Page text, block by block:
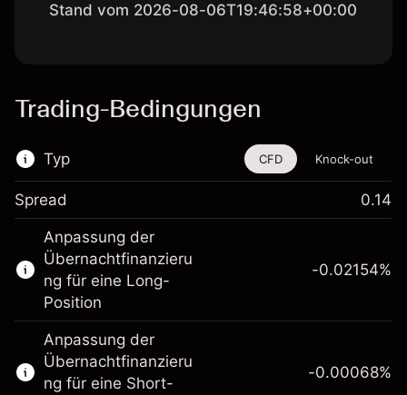
Stand vom 2026-08-06T19:46:58+00:00
Trading-Bedingungen
Typ
Dieses Finanzinstrument steht für das Traden
über CFDs und Knock-outs zur Verfügung.
Erfahren Sie mehr über:
CFDs
Knock-outs
CFD Knock-out
Spread 0.14
Anpassung der
Übernachtfinanzieru
ng für eine Long-
Position
-0.02154%
Anpassung der
Übernachtfinanzieru
ng für eine Short-
-0.00068%